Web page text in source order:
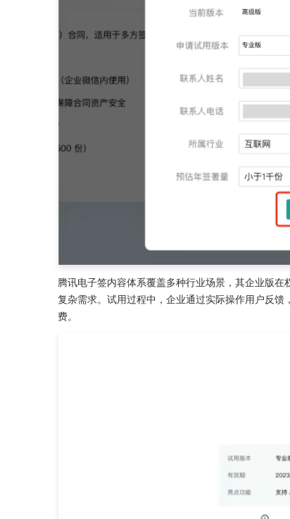
腾讯电子签内容体系覆盖多种行业场景，其企业版
复杂需求。试用过程中，企业通过实际操作用户反
费。